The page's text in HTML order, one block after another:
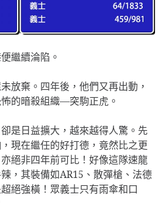
繼續淪陷。
放棄。四年後，他們又再出動，
的暗殺組織—突駒正虎。
是日益擴大，越來越得人驚。先
現在繼任的好打德，竟然比之更
絕非四年前可比！好像這隊速龍
，其裝備如AR15、散彈槍、法德
絕強橫！眾義士只有雨傘和口